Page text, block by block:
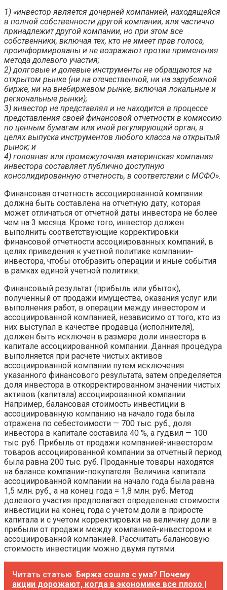
1) «инвестор является дочерней компанией, находящейся
в полной собственности другой компании, или частично
принадлежит другой компании, но при этом все
собственники, включая тех, кто не имеет прав голоса,
проинформированы и не возражают против применения
метода долевого участия;
2) долговые и долевые инструменты не обращаются на
открытом рынке (ни на отечественной, ни на зарубежной
бирже, ни на внебиржевом рынке, включая локальные и
региональные рынки);
3) инвестор не представлял и не находится в процессе
представления своей финансовой отчетности в комиссию
по ценным бумагам или иной регулирующий орган, в
целях выпуска инструментов любого класса на открытый
рынок; и
4) головная или промежуточная материнская компания
инвестора составляет публично доступную
консолидированную отчетность, в соответствии с МСФО».
Финансовая отчетность ассоциированной компании
должна быть составлена на отчетную дату, которая
может отличаться от отчетной даты инвестора не более
чем на 3 месяца. Кроме того, инвестор должен
выполнить соответствующие корректировки
финансовой отчетности ассоциированных компаний, в
целях приведения к учетной политике компании-
инвестора, чтобы отобразить операции и иные события
в рамках единой учетной политики.
Финансовый результат (прибыль или убыток),
полученный от продажи имущества, оказания услуг или
выполнения работ, в операции между инвестором и
ассоциированной компанией, независимо от того, кто из
них выступал в качестве продавца (исполнителя),
должен быть исключен в размере доли инвестора в
капитале ассоциированной компании. Данная процедура
выполняется при расчете чистых активов
ассоциированной компании путем исключения
указанного финансового результата, затем определяется
доля инвестора в откорректированном значении чистых
активов (капитала) ассоциированной компании.
Например, балансовая стоимость инвестиции в
ассоциированную компанию на начало года была
отражена по себестоимости — 700 тыс. руб., доля
инвестора в капитале составила 40 %, а гудвил — 100
тыс. руб. Прибыль от продажи компанией-инвестором
товаров ассоциированной компании за отчетный период
была равна 200 тыс. руб. Проданные товары находятся
на балансе компании-покупателя. Величина капитала
ассоциированной компании на начало года была равна
1,5 млн. руб., а на конец года = 1,8 млн. руб. Метод
долевого участия предполагает определение стоимости
инвестиции на конец года с учетом доли в приросте
капитала и с учетом корректировки на величину доли в
прибыли от продажи между компанией-инвестором и
ассоциированной компанией. Рассчитать балансовую
стоимость инвестиции можно двумя путями:
Читать статью Биржа сошла с ума? Почему
акции дорожают, когда в экономике все плохо |